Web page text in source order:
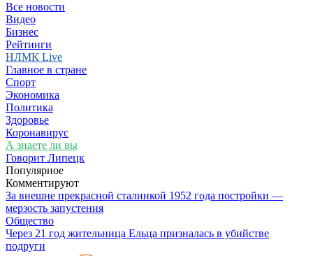
Все новости
Видео
Бизнес
Рейтинги
НЛМК Live
Главное в стране
Спорт
Экономика
Политика
Здоровье
Коронавирус
А знаете ли вы
Говорит Липецк
Популярное
Комментируют
За внешне прекрасной сталинкой 1952 года постройки —
мерзость запустения
Общество
Через 21 год жительница Ельца призналась в убийстве
подруги